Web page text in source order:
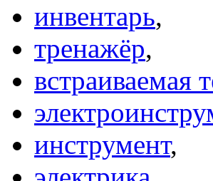
инвентарь,
тренажёр,
встраиваемая
инструмент,